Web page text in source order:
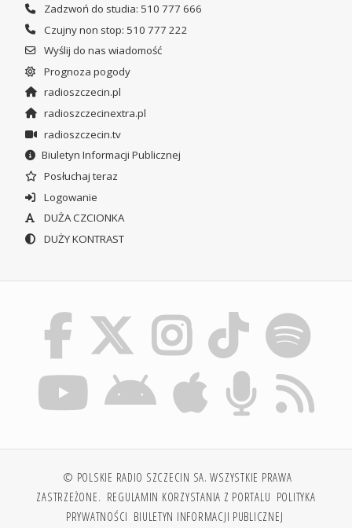
Zadzwoń do studia: 510 777 666
Czujny non stop: 510 777 222
Wyślij do nas wiadomość
Prognoza pogody
radioszczecin.pl
radioszczecinextra.pl
radioszczecin.tv
Biuletyn Informacji Publicznej
Posłuchaj teraz
Logowanie
DUŻA CZCIONKA
DUŻY KONTRAST
© POLSKIE RADIO SZCZECIN SA. WSZYSTKIE PRAWA
ZASTRZEŻONE. REGULAMIN KORZYSTANIA Z PORTALU POLITYKA
PRYWATNOŚCI BIULETYN INFORMACJI PUBLICZNEJ